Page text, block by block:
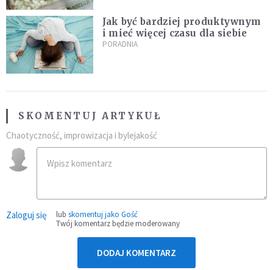
Jak być bardziej produktywnym
i mieć więcej czasu dla siebie
PORADNIA
SKOMENTUJ ARTYKUŁ
Chaotyczność, improwizacja i bylejakość
Zaloguj się lub skomentuj jako Gość
Twój komentarz będzie moderowany
DODAJ KOMENTARZ